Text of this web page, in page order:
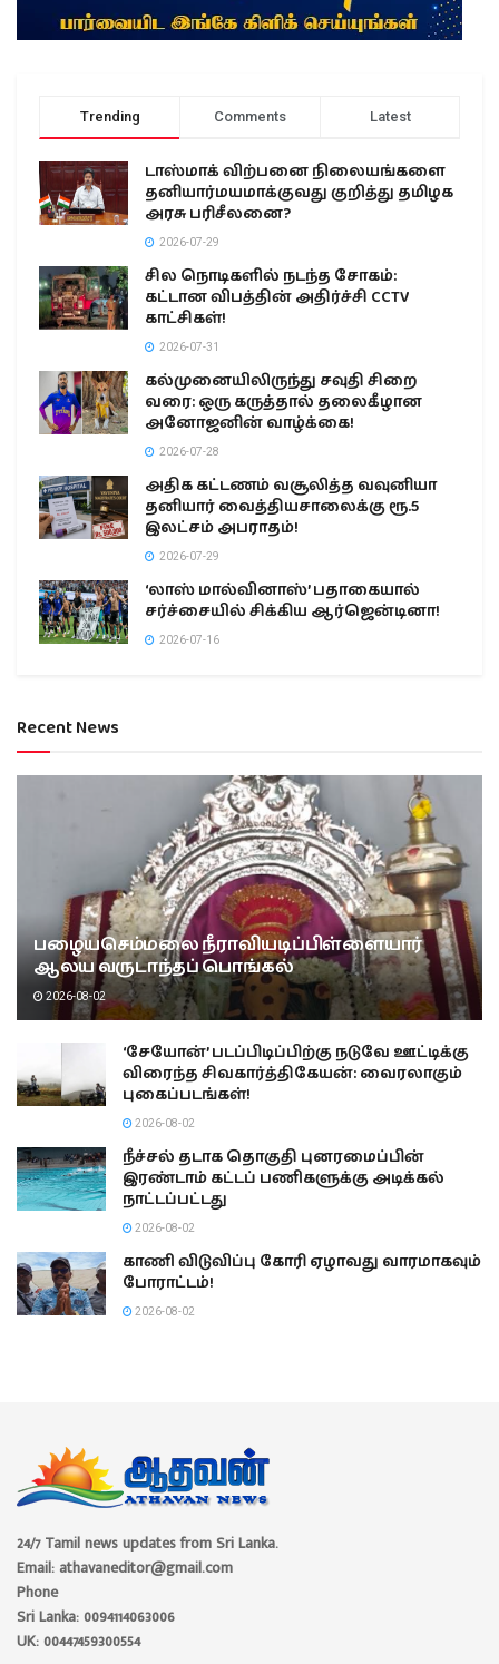
Trending Comments Latest
டாஸ்மாக் விற்பனை நிலையங்களை
தனியார்மயமாக்குவது குறித்து தமிழக
அரசு பரிசீலனை?
2026-07-29
சில நொடிகளில் நடந்த சோகம்:
கட்டான விபத்தின் அதிர்ச்சி CCTV
காட்சிகள்!
2026-07-31
கல்முனையிலிருந்து சவுதி சிறை
வரை: ஒரு கருத்தால் தலைகீழான
அனோஜனின் வாழ்க்கை!
2026-07-28
அதிக கட்டணம் வசூலித்த வவுனியா
தனியார் வைத்தியசாலைக்கு ரூ.5
இலட்சம் அபராதம்!
2026-07-29
‘லாஸ் மால்வினாஸ்’ பதாகையால்
சர்ச்சையில் சிக்கிய ஆர்ஜென்டினா!
2026-07-16
Recent News
பழையசெம்மலை நீராவியடிப்பிள்ளையார்
ஆலய வருடாந்தப் பொங்கல்
2026-08-02
‘சேயோன்’ படப்பிடிப்பிற்கு நடுவே ஊட்டிக்கு
விரைந்த சிவகார்த்திகேயன்: வைரலாகும்
புகைப்படங்கள்!
2026-08-02
நீச்சல் தடாக தொகுதி புனரமைப்பின்
இரண்டாம் கட்டப் பணிகளுக்கு அடிக்கல்
நாட்டப்பட்டது
2026-08-02
காணி விடுவிப்பு கோரி ஏழாவது வாரமாகவும்
போராட்டம்!
2026-08-02
24/7 Tamil news updates from Sri Lanka.
Email: athavaneditor@gmail.com
Phone
Sri Lanka: 0094114063006
UK: 00447459300554